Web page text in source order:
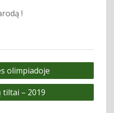
!
olimpiadoje
– 2019